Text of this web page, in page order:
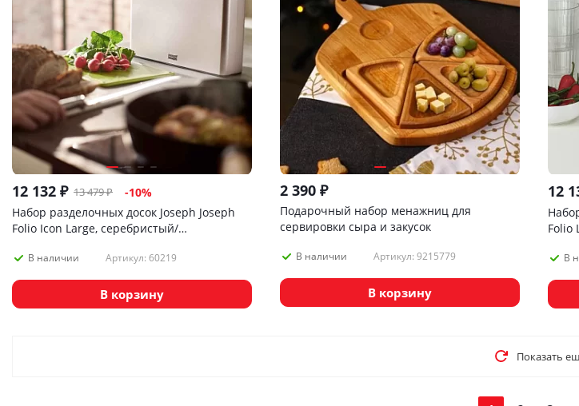
12 132 ₽ 13 479₽ -10%
Набор разделочных досок Joseph Joseph
Folio Icon Large, серебристый/
В наличии Артикул: 60219
В корзину
2 390₽
Подарочный набор менажниц для
сервировки сыра и закусок
В наличии Артикул: 9215779
В корзину
12
Folio
В
Показать